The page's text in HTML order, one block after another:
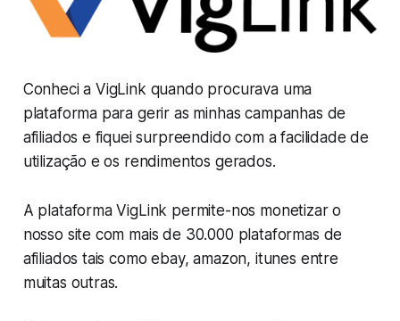
Conheci a VigLink quando procurava uma
plataforma para gerir as minhas campanhas de
afiliados e fiquei surpreendido com a facilidade de
utilização e os rendimentos gerados.
A plataforma VigLink permite-nos monetizar o
nosso site com mais de 30.000 plataformas de
afiliados tais como ebay, amazon, itunes entre
muitas outras.